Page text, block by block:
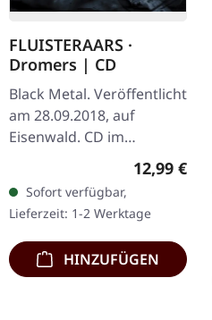
FLUISTERAARS ·
Dromers | CD
Black Metal. Veröffentlicht
am 28.09.2018, auf
Eisenwald. CD im
Jewelcase. Fluisteraars
haben sich mit ihrem
Debütalbum "Dromers"
eine Nische in der…
Regulärer
12,99 €
Sofort verfügbar,
Lieferzeit: 1-2 Werktage
HINZUFÜGEN